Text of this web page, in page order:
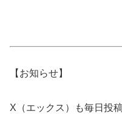
【お知らせ】
X（エックス）も毎日投